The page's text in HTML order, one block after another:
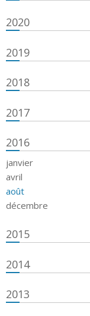
2020
2019
2018
2017
2016
janvier
avril
août
décembre
2015
2014
2013